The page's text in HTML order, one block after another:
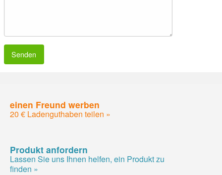
Senden
einen Freund werben
20 € Ladenguthaben teilen »
Produkt anfordern
Lassen Sie uns Ihnen helfen, ein Produkt zu
finden »